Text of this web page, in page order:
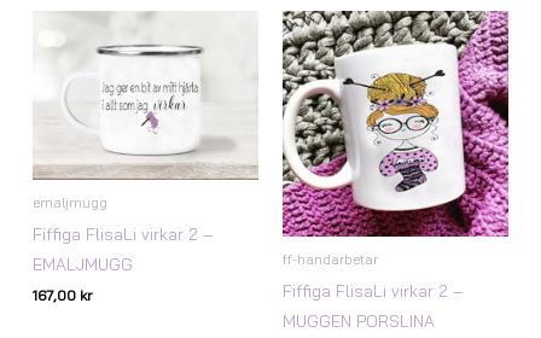
emaljmugg
Fiffiga FlisaLi virkar 2 –
EMALJMUGG
167,00 kr
ff-handarbetar
Fiffiga FlisaLi virkar 2 –
MUGGEN PORSLINA